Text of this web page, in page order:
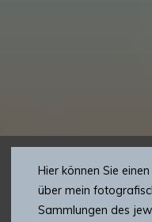
Hier können Sie
über mein
Sammlungen des